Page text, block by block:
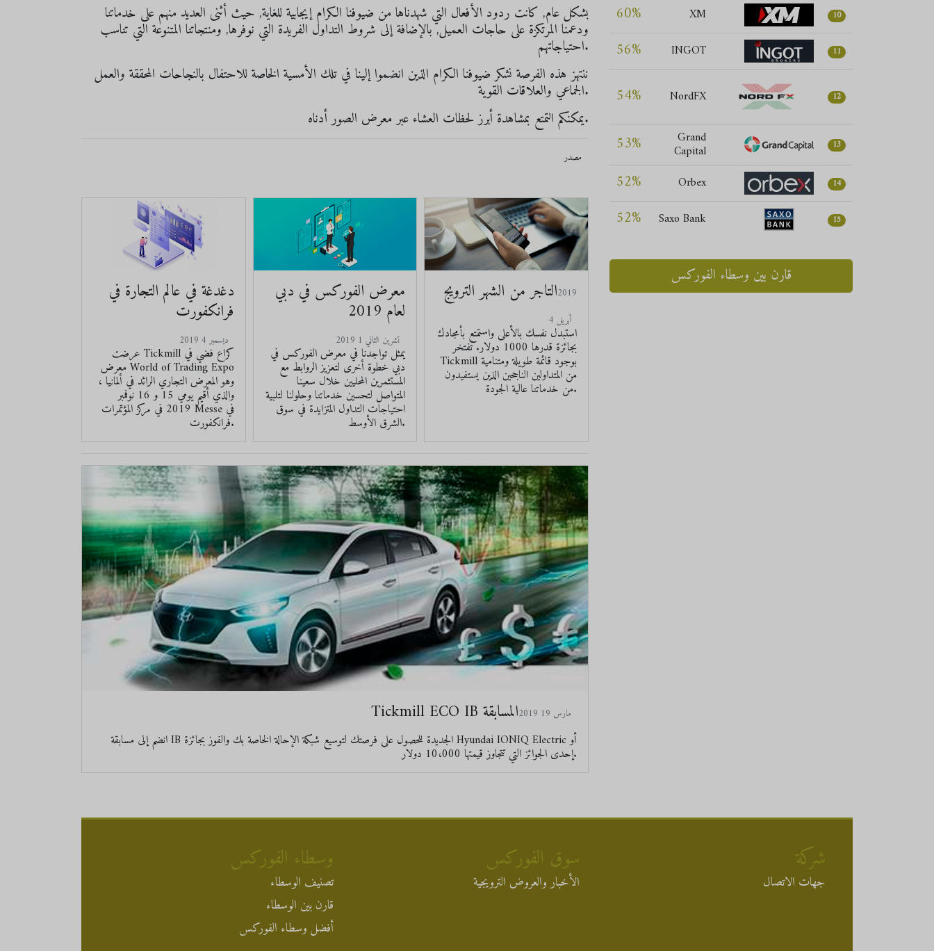
بشكل عام, كانت ردود الأفعال التي شهدناها من ضيوفنا الكرام إيجابية للغاية, حيث أثنى العديد منهم على خدماتنا
ودعمنا المرتكزة على حاجات العميل, بالإضافة إلى شروط التداول الفريدة التي نوفرها, ومنتجاتنا المتنوعة التي تناسب
احتياجاتهم.
ننتهز هذه الفرصة نشكر ضيوفنا الكرام الذين انضموا إلينا في تلك الأمسية الخاصة للاحتفال بالنجاحات المحققة والعمل
الجماعي والعلاقات القوية.
يمكنكم التمتع بمشاهدة أبرز لحظات العشاء عبر معرض الصور أدناه.
مصدر
دغدغة في عالم التجارة في
فرانكفورت
عرضت Tickmill كراع فضي في
معرض World of Trading Expo
، وهو المعرض التجاري الرائد في ألمانيا
والذي أقيم يومي 15 و 16 نوفمبر
2019 في مركز المؤتمرات Messe في
فرانكفورت.
معرض الفوركس في دبي
لعام 2019
يمثل تواجدنا في معرض الفوركس في
دبي خطوة أخرى لتعزيز الروابط مع
المستثمرين المحليين خلال سعينا
المتواصل لتحسين خدماتنا وحلولنا لتلبية
احتياجات التداول المتزايدة في سوق
الشرق الأوسط.
التاجر من الشهر الترويج2019
استبدل نفسك بالأعلى واستمتع بأمجادك
بجائزة قدرها 1000 دولار. تفتخر
Tickmill بوجود قائمة طويلة ومتنامية
من المتداولين الناجحين الذين يستفيدون
من خدماتنا عالية الجودة.
Tickmill ECO IB المسابقة
انضم إلى مسابقة IB الجديدة للحصول على فرصتك لتوسيع شبكة الإحالة الخاصة بك والفوز بجائزة Hyundai IONIQ Electric أو
إحدى الجوائز التي تتجاوز قيمتها 10،000 دولار.
60% XM 10
56% INGOT 11
54% NordFX 12
53% Grand
Capital 13
52% Orbex 14
52% Saxo Bank 15
قارن بين وسطاء الفوركس
وسطاء الفوركس
تصنيف الوسطاء
قارن بين الوسطاء
أفضل وسطاء الفوركس
سوق الفوركس
الأخبار والعروض الترويجية
شركة
جهات الاتصال